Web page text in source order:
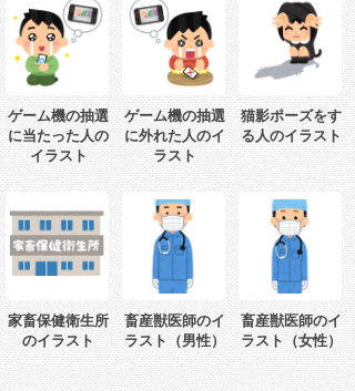
ゲーム機の抽選
に当たった人の
イラスト
ゲーム機の抽選
に外れた人のイ
ラスト
猫影ポーズをす
る人のイラスト
家畜保健衛生所
のイラスト
畜産獣医師のイ
ラスト（男性）
畜産獣医師のイ
ラスト（女性）